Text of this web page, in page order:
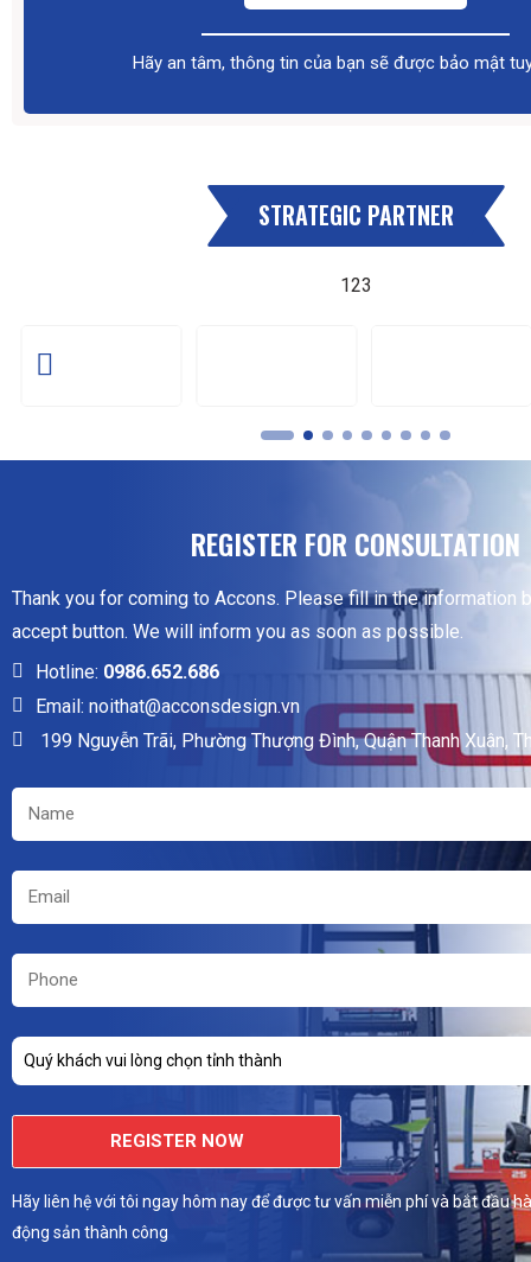
Hãy an tâm, thông tin của bạn sẽ được bảo mật
STRATEGIC PARTNER
123
REGISTER FOR CONSULTATION
Thank you for coming to Accons. Please fill in the information
accept button. We will inform you as soon as possible.
Hotline: 0986.652.686
Email: noithat@acconsdesign.vn
199 Nguyễn Trãi, Phường Thượng Đình, Quận Thanh Xuân,
Quý khách vui lòng chọn tỉnh thành
REGISTER NOW
Hãy liên hệ với tôi ngay hôm nay để được tư vấn miễn phí và bắt đầu
động sản thành công